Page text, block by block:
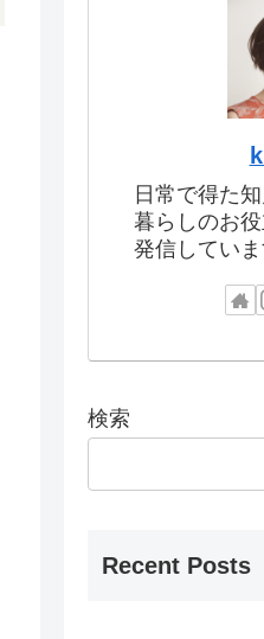
日常で得た
暮らしのお
発信していま
検索
Recent Posts